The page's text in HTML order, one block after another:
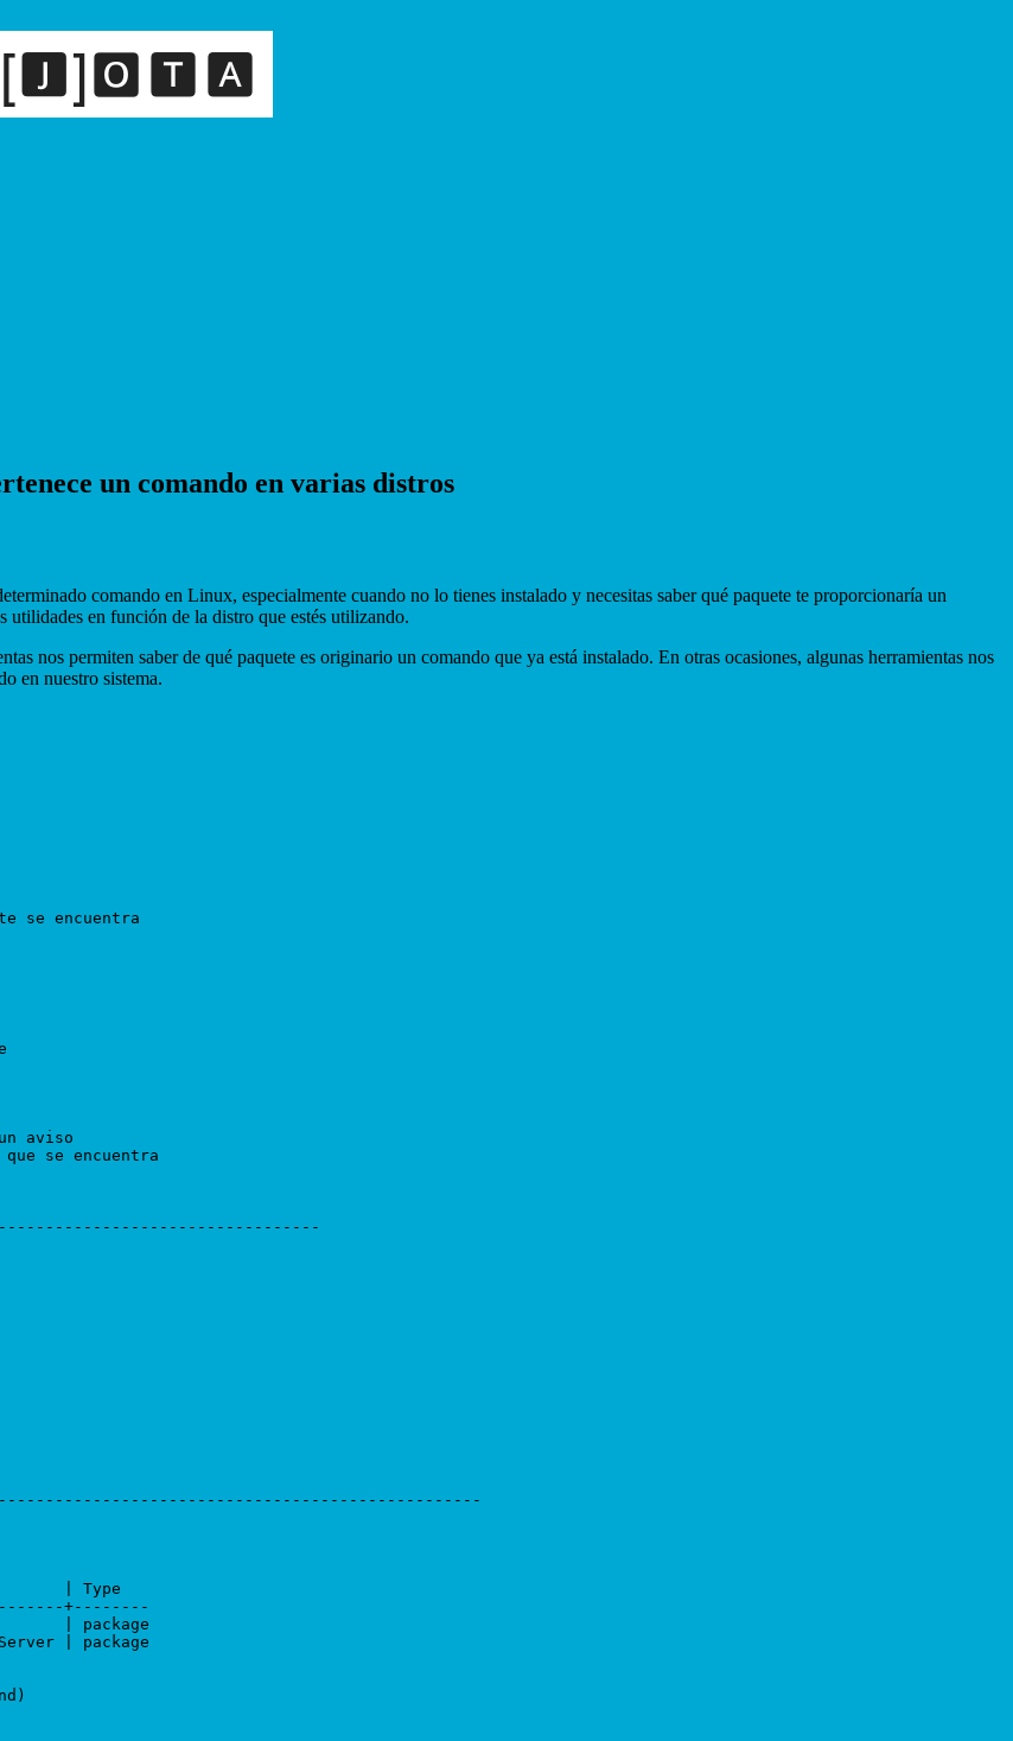
un comando en varias distros
comando en Linux, especialmente cuando no lo tienes instalado y necesitas saber qué paquete te proporcionaría un
utilidades en función de la distro que estés utilizando.
nos permiten saber de qué paquete es originario un comando que ya está instalado. En otras ocasiones, algunas herramientas nos
en nuestro sistema.
se encuentra
aviso
se encuentra
| Type
+--------
| package
| package